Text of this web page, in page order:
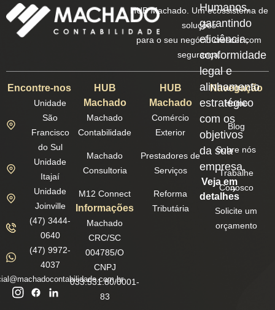
Humanos,
garantindo
eficiência,
conformidade
legal e
alinhamento
estratégico
com os
objetivos
da sua
empresa.
Veja em
detalhes
HUB Machado. Um ecossistema de
soluções
para o seu negócio crescer com
segurança.
Encontre-nos
Unidade
São
Francisco
do Sul
Unidade
Itajaí
Unidade
Joinville
(47) 3444-
0640
(47) 9972-
4037
HUB
Machado
Machado
Contabilidade
Machado
Consultoria
M12 Connect
Informações
Machado
CRC/SC
004785/O
CNPJ
033.531.80/0001-
83
HUB
Machado
Comércio
Exterior
Prestadores de
Serviços
Reforma
Tributária
Navegação
Home
Blog
Sobre nós
Trabalhe
Conosco
Solicite um
orçamento